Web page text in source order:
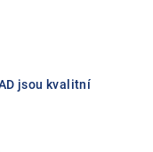
jsou kvalitní